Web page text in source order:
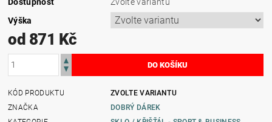
Výška
od 871 Kč
KÓD PRODUKTU
ZVOLTE VARIANTU
ZNAČKA
DOBRÝ DÁREK